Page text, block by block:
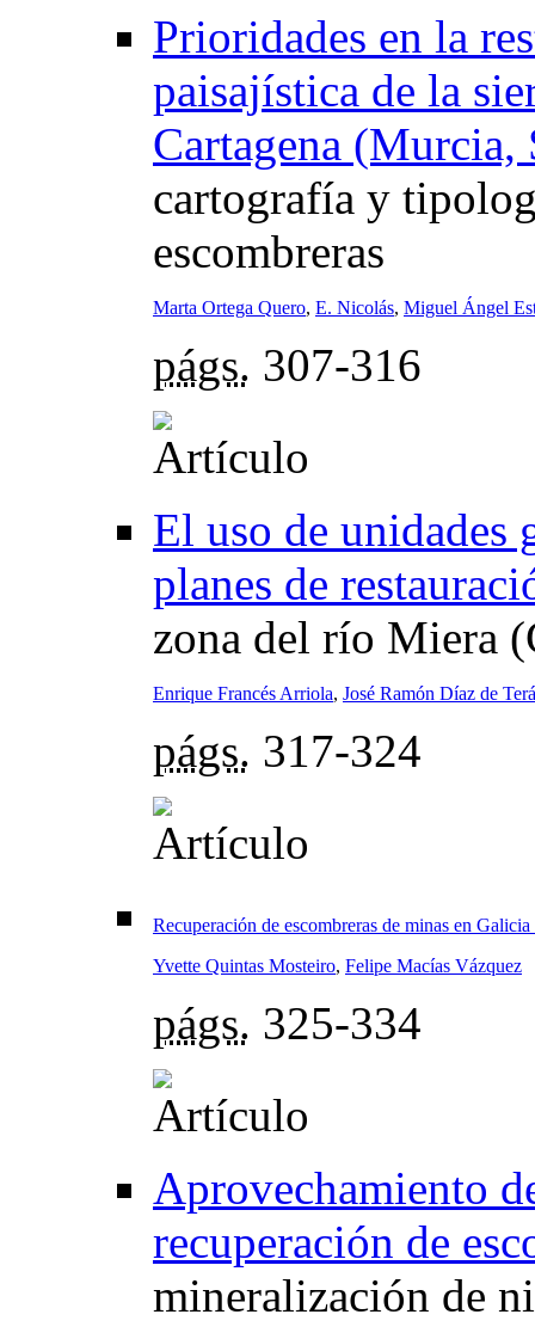
Prioridades en la
paisajística de la
Cartagena (Murcia,
cartografía y
escombreras
Marta Ortega Quero, E. Nicolás, Miguel Ángel
págs. 307-316
El uso de unidades
planes de
zona del río Miera
Enrique Francés Arriola, José Ramón Díaz de
págs. 317-324
Recuperación de escombreras de minas en
Yvette Quintas Mosteiro, Felipe Macías Vázquez
págs. 325-334
Aprovechamiento
recuperación de
mineralización de